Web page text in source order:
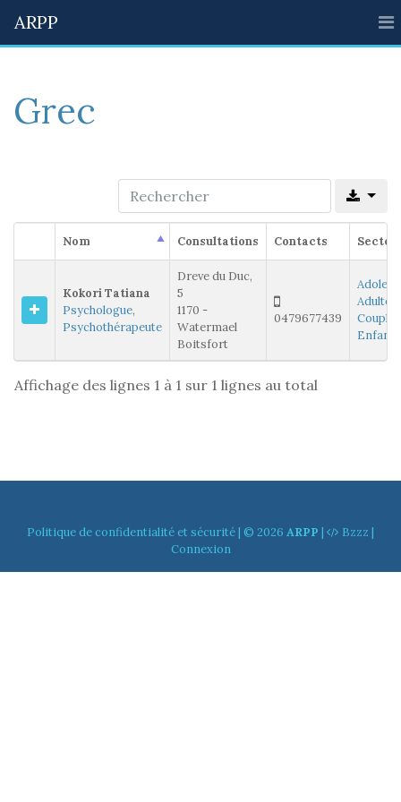
ARPP
Grec
Nom Consultations Contacts
Kokori Tatiana
Psychologue,
Psychothérapeute
Dreve du Duc,
5
1170 -
Watermael
Boitsfort
0479677439
Adultes
Couples
Enfants
Affichage des lignes 1 à 1 sur 1 lignes au total
Politique de confidentialité et sécurité| © 2026 ARPP | Bzzz |
Connexion